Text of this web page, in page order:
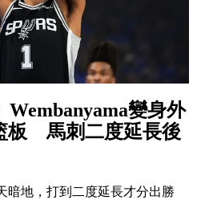
變身外
板 馬刺二度延長後
暗地，打到二度延長才分出勝